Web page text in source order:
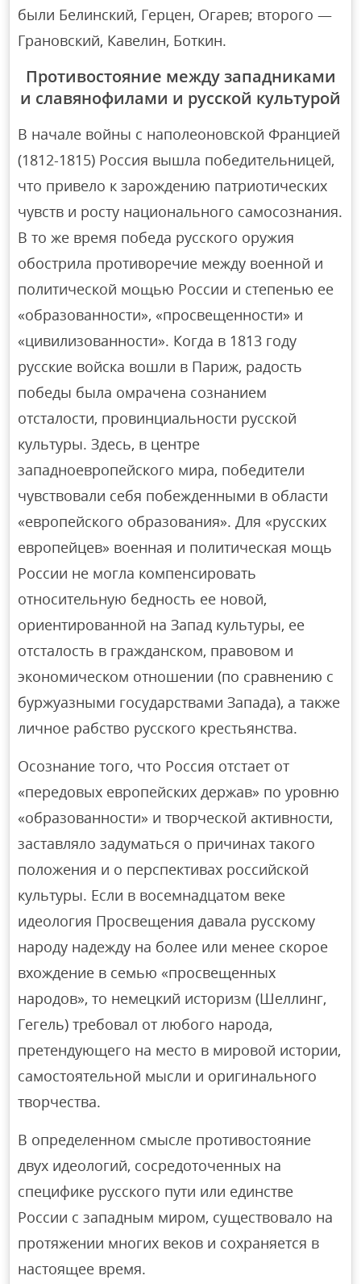
были Белинский, Герцен, Огарев; второго —
Грановский, Кавелин, Боткин.
Противостояние между западниками
и славянофилами и русской культурой
В начале войны с наполеоновской Францией
(1812-1815) Россия вышла победительницей,
что привело к зарождению патриотических
чувств и росту национального самосознания.
В то же время победа русского оружия
обострила противоречие между военной и
политической мощью России и степенью ее
«образованности», «просвещенности» и
«цивилизованности». Когда в 1813 году
русские войска вошли в Париж, радость
победы была омрачена сознанием
отсталости, провинциальности русской
культуры. Здесь, в центре
западноевропейского мира, победители
чувствовали себя побежденными в области
«европейского образования». Для «русских
европейцев» военная и политическая мощь
России не могла компенсировать
относительную бедность ее новой,
ориентированной на Запад культуры, ее
отсталость в гражданском, правовом и
экономическом отношении (по сравнению с
буржуазными государствами Запада), а также
личное рабство русского крестьянства.
Осознание того, что Россия отстает от
«передовых европейских держав» по уровню
«образованности» и творческой активности,
заставляло задуматься о причинах такого
положения и о перспективах российской
культуры. Если в восемнадцатом веке
идеология Просвещения давала русскому
народу надежду на более или менее скорое
вхождение в семью «просвещенных
народов», то немецкий историзм (Шеллинг,
Гегель) требовал от любого народа,
претендующего на место в мировой истории,
самостоятельной мысли и оригинального
творчества.
В определенном смысле противостояние
двух идеологий, сосредоточенных на
специфике русского пути или единстве
России с западным миром, существовало на
протяжении многих веков и сохраняется в
настоящее время.